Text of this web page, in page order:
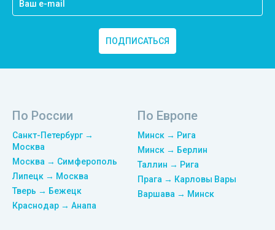
ПОДПИСАТЬСЯ
По России
Санкт-Петербург →
Москва
Москва → Симферополь
Липецк → Москва
Тверь → Бежецк
Краснодар → Анапа
По Европе
Минск → Рига
Минск → Берлин
Таллин → Рига
Прага → Карловы Вары
Варшава → Минск